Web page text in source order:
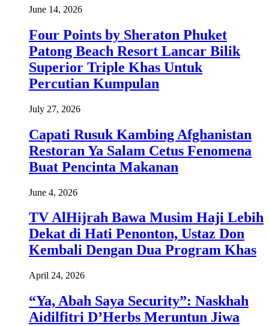
June 14, 2026
Four Points by Sheraton Phuket
Patong Beach Resort Lancar Bilik
Superior Triple Khas Untuk
Percutian Kumpulan
July 27, 2026
Capati Rusuk Kambing Afghanistan
Restoran Ya Salam Cetus Fenomena
Buat Pencinta Makanan
June 4, 2026
TV AlHijrah Bawa Musim Haji Lebih
Dekat di Hati Penonton, Ustaz Don
Kembali Dengan Dua Program Khas
April 24, 2026
“Ya, Abah Saya Security”: Naskhah
Aidilfitri D’Herbs Meruntun Jiwa